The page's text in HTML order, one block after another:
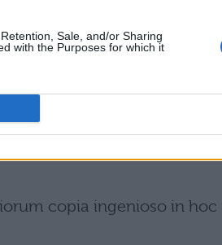
Sale, and/or Sharing
with the Purposes for which it
si hoc ignoravit an si
vitia illos quasi
mimos multa mentiri ad
copia ingenioso in hoc